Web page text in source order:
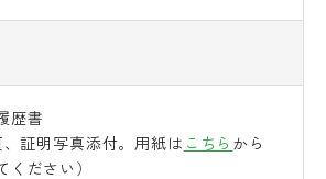
歴書
証明写真添付。用紙は こちら から
ださい）